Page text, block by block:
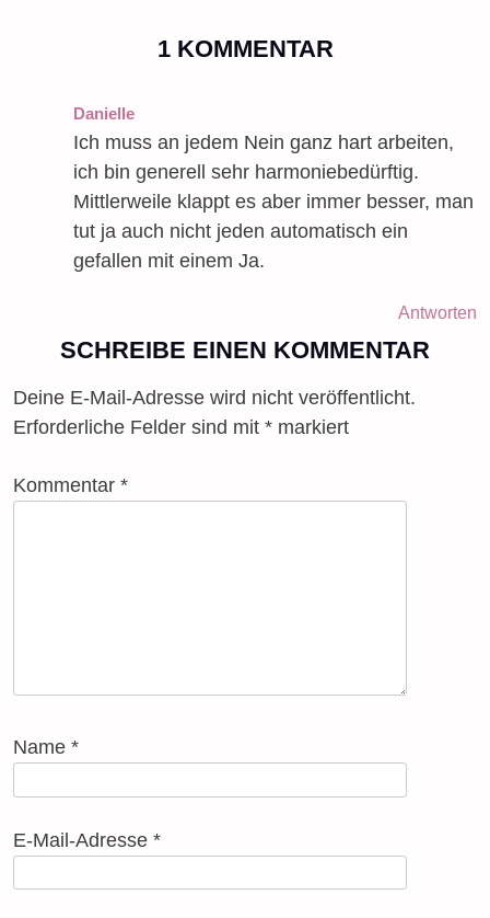
1 KOMMENTAR
Danielle
Ich muss an jedem Nein ganz hart arbeiten,
ich bin generell sehr harmoniebedürftig.
Mittlerweile klappt es aber immer besser, man
tut ja auch nicht jeden automatisch ein
gefallen mit einem Ja.
Antworten
SCHREIBE EINEN KOMMENTAR
Deine E-Mail-Adresse wird nicht veröffentlicht.
Erforderliche Felder sind mit * markiert
Kommentar *
Name *
E-Mail-Adresse *